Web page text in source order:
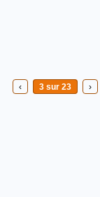
‹ 3 sur 23 ›